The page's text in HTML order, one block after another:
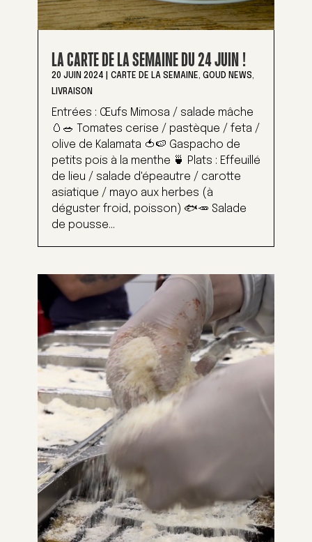
LA CARTE DE LA SEMAINE DU 24 JUIN !
20 JUIN 2024 CARTE DE LA SEMAINE, GOUD NEWS,
LIVRAISON
Entrées : Œufs Mimosa / salade mâche
🥚🥗 Tomates cerise / pastèque / feta /
olive de Kalamata 🍅🍉 Gaspacho de
petits pois à la menthe 🍵 Plats : Effeuillé
de lieu / salade d'épeautre / carotte
asiatique / mayo aux herbes (à
déguster froid, poisson) 🐟🥕 Salade
de pousse...